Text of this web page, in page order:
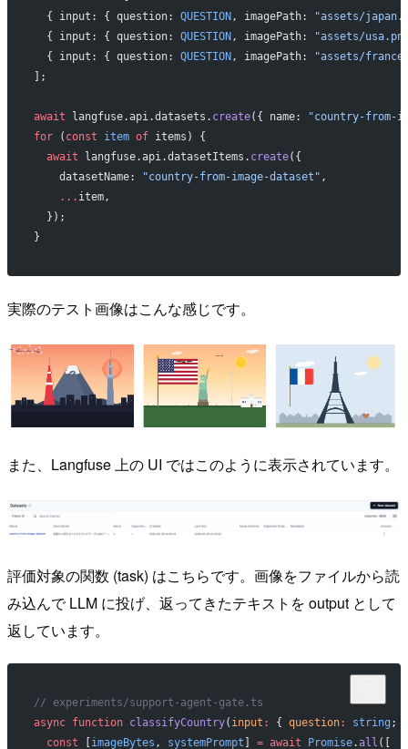
  { input: { question:
QUESTION , imagePath:
"assets/
  { input: { question:
QUESTION , imagePath:
"assets/
  { input: { question:
QUESTION , imagePath:
"assets/
];
await langfuse.api.datasets. create({ name:
"country-from-
for ( const item of items) {
  await
langfuse.api.datasetItems. create({
    datasetName:
"country-from-image-dataset" ,
    ...
item,
  });
}
実際のテスト画像はこんな感じです。
また、Langfuse 上の UI ではこのように表示されています。
評価対象の関数 (task) はこちらです。画像をファイルから読
み込んで LLM に投げ、返ってきたテキストを output として
返しています。
// experiments/support-agent-gate.ts
async function classifyCountry( input : { question: string ;
  const
[imageBytes , systemPrompt ] = await Promise.all ([